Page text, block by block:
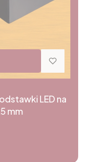
LED na
mm